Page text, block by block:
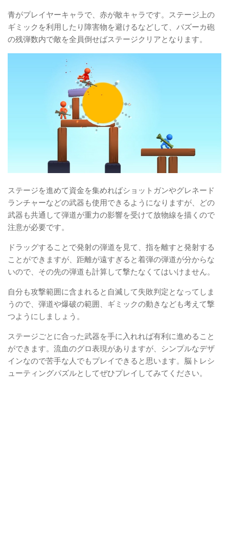
青がプレイヤーキャラで、赤が敵キャラです。ステージ上の
ギミックを利用したり障害物を避けるなどして、バズーカ砲
の残弾数内で敵を全員倒せばステージクリアとなります。
ステージを進めて資金を集めればショットガンやグレネード
ランチャーなどの武器も使用できるようになりますが、どの
武器も共通して弾道が重力の影響を受けて放物線を描くので
注意が必要です。
ドラッグすることで発射の弾道を見て、指を離すと発射する
ことができますが、距離が遠すぎると着弾の弾道が分からな
いので、その先の弾道も計算して撃たなくてはいけません。
自分も攻撃範囲に含まれると自滅して失敗判定となってしま
うので、弾道や爆破の範囲、ギミックの動きなども考えて撃
つようにしましょう。
ステージごとに合った武器を手に入れれば有利に進めること
ができます。流血のグロ表現がありますが、シンプルなデザ
インなので苦手な人でもプレイできると思います。脳トレシ
ューティングパズルとしてぜひプレイしてみてください。